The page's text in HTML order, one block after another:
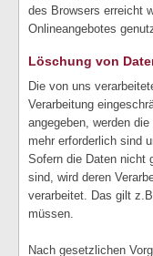
des Browsers erreicht
Onlineangebotes
Löschung von
Die von uns
Verarbeitung
angegeben, werden
mehr erforderlich sind
Sofern die Daten nicht
sind, wird deren
verarbeitet. Das gilt
müssen.
Nach gesetzlichen